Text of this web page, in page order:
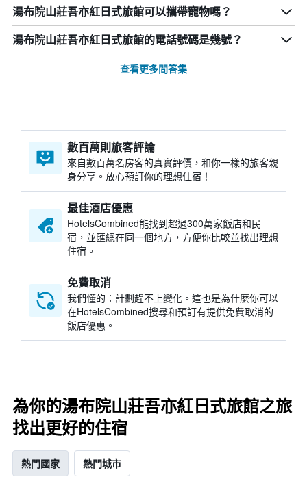
湯布院山莊吾亦紅日式旅館可以攜帶寵物嗎？
湯布院山莊吾亦紅日式旅館的電話號碼是幾號？
查看更多問答集
數百萬則旅客評論
來自數百萬名房客的真實評價，和你一樣的旅客親
身分享。放心預訂你的理想住宿！
最佳酒店優惠
HotelsCombined​能找到超過300萬家飯店和民
宿，並匯總在同一個地方，方便你比較並找出理想
住宿。
免費取消
我們懂的：計劃趕不上變化。這也是為什麼你可以
在HotelsCombined搜尋和預訂有提供免費取消的
飯店優惠。
為你的湯布院山莊吾亦紅日式旅館之旅
找出更好的住宿
熱門國家 熱門城市